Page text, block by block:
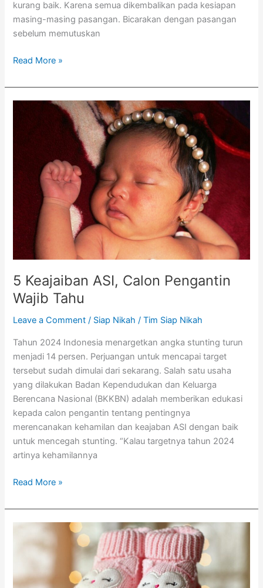
kurang baik. Karena semua dikembalikan pada kesiapan
masing-masing pasangan. Bicarakan dengan pasangan
sebelum memutuskan
Read More »
5 Keajaiban ASI, Calon Pengantin
Wajib Tahu
Leave a Comment / Siap Nikah /Tim Siap Nikah
Tahun 2024 Indonesia menargetkan angka stunting turun
menjadi 14 persen. Perjuangan untuk mencapai target
tersebut sudah dimulai dari sekarang. Salah satu usaha
yang dilakukan Badan Kependudukan dan Keluarga
Berencana Nasional (BKKBN) adalah memberikan edukasi
kepada calon pengantin tentang pentingnya
merencanakan kehamilan dan keajaban ASI dengan baik
untuk mencegah stunting. “Kalau targetnya tahun 2024
artinya kehamilannya
Pengantin
Read More »
Tunda
Kehamilanmu
Masa